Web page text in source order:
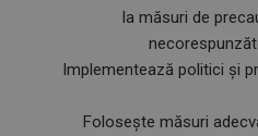
Ia măsuri de
Implementează politici și
Folosește măsuri